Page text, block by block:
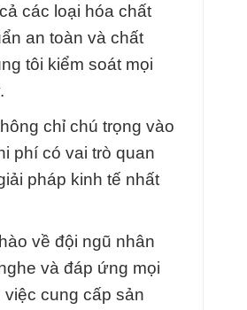
các loại hóa chất
an toàn và chất
tôi kiểm soát mọi
chỉ chú trọng vào
phí có vai trò quan
pháp kinh tế nhất
về đội ngũ nhân
và đáp ứng mọi
cung cấp sản